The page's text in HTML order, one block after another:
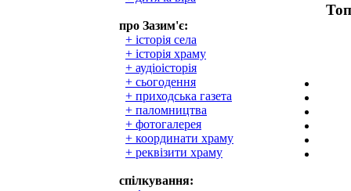
про Зазим'є:
+ історія села
+ історія храму
+ аудіоісторія
+ сьогодення
+ приходська газета
+ паломництва
+ фотогалерея
+ координати храму
+ реквізити храму
спілкування: